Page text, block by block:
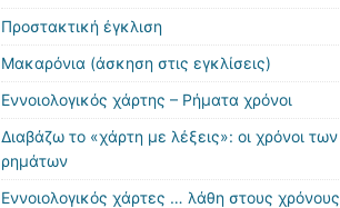
Προστακτική έγκλιση
Μακαρόνια (άσκηση στις εγκλίσεις)
Εννοιολογικός χάρτης – Ρήματα χρόνοι
Διαβάζω το «χάρτη με λέξεις»: οι χρόνοι των
ρημάτων
Εννοιολογικός χάρτες … λάθη στους χρόνους